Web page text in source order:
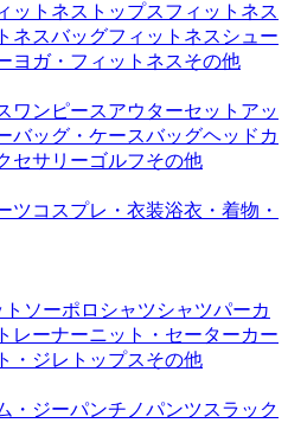
ットネストップスフィットネス
ネスバッグフィットネスシュー
ヨガ・フィットネスその他
ワンピースアウターセットアッ
バッグ・ケースバッグヘッドカ
セサリーゴルフその他
ツコスプレ・衣装浴衣・着物・
ソーポロシャツシャツパーカ
レーナーニット・セーターカー
・ジレ トップスその他
・ジーパンチノパンツスラック